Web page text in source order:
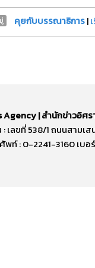
คุยกับบรรณาธิการ|
Agency | สำนักข่าวอิศร
: เลขที่ 538/1 ถนนสาม
พท์ : 0-2241-3160 เบอ